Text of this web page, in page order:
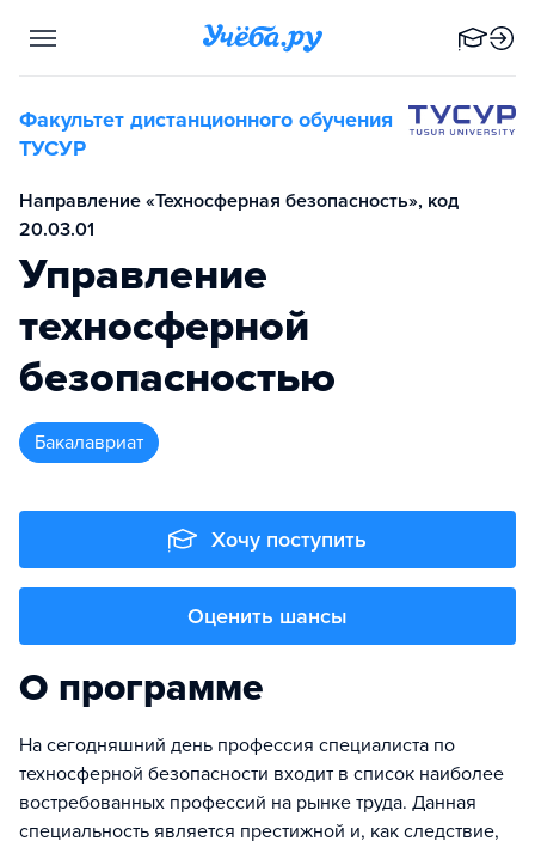
Факультет дистанционного обучения
ТУСУР
Направление «Техносферная безопасность», код
20.03.01
Управление
техносферной
безопасностью
бакалавриат
Хочу поступить
Оценить шансы
О программе
На сегодняшний день профессия специалиста по
техносферной безопасности входит в список наиболее
востребованных профессий на рынке труда. Данная
специальность является престижной и, как следствие,